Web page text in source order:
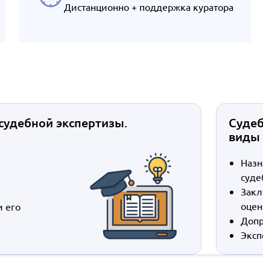
Дистанционно + поддержка куратора
экспертизы.
его
виды